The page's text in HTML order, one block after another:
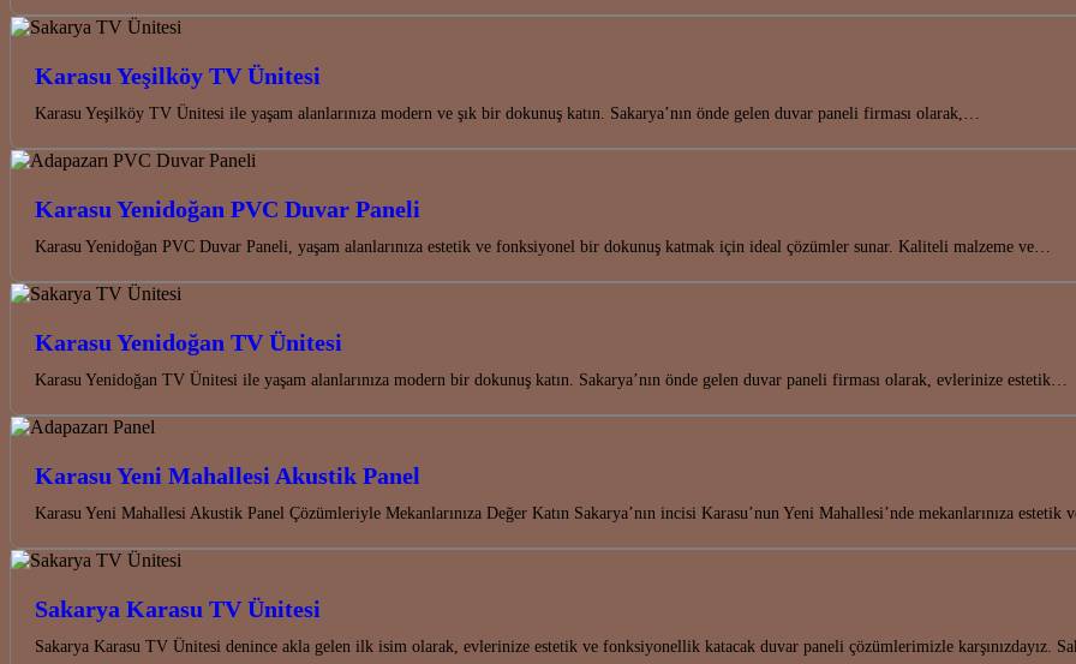
Karasu Yeşilköy TV Ünitesi
Karasu Yeşilköy TV Ünitesi ile yaşam alanlarınıza modern ve şık bir dokunuş katın. Sakarya’nın önde gelen duvar paneli firması olarak,…
Karasu Yenidoğan PVC Duvar Paneli
Karasu Yenidoğan PVC Duvar Paneli, yaşam alanlarınıza estetik ve fonksiyonel bir dokunuş katmak için ideal çözümler sunar. Kaliteli malzeme ve…
Karasu Yenidoğan TV Ünitesi
Karasu Yenidoğan TV Ünitesi ile yaşam alanlarınıza modern bir dokunuş katın. Sakarya’nın önde gelen duvar paneli firması olarak, evlerinize estetik…
Karasu Yeni Mahallesi Akustik Panel
Karasu Yeni Mahallesi Akustik Panel Çözümleriyle Mekanlarınıza Değer Katın Sakarya’nın incisi Karasu’nun Yeni Mahallesi’nde mekanlarınıza
Sakarya Karasu TV Ünitesi
Sakarya Karasu TV Ünitesi denince akla gelen ilk isim olarak, evlerinize estetik ve fonksiyonellik katacak duvar paneli çözümlerimizle karşınızdayız.